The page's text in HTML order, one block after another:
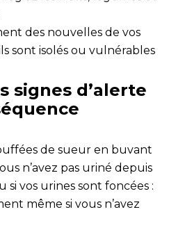
des nouvelles de vos
sont isolés ou vulnérables
signes d’alerte
de sueur en buvant
n’avez pas uriné depuis
si vos urines sont foncées :
même si vous n’avez